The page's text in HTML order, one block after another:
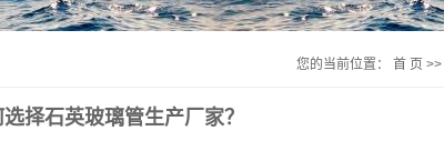
您的当前位置： 首 页 >>
择石英玻璃管生产厂家？